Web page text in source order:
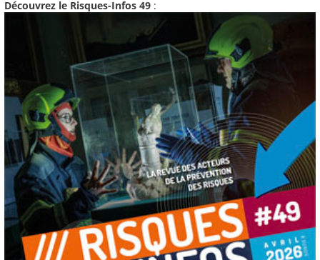
Découvrez le Risques-Infos 49 :